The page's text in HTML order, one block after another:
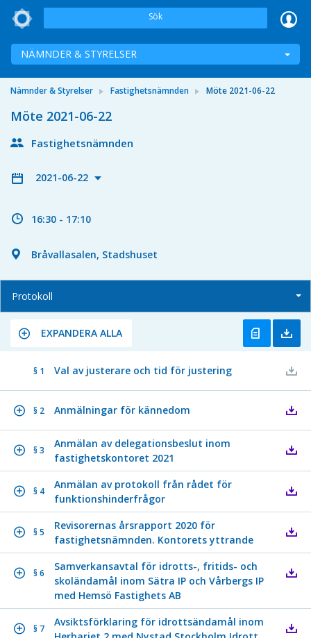
Sök
NÄMNDER & STYRELSER
Nämnder & Styrelser Fastighetsnämnden Möte 2021-06-22
Möte 2021-06-22
Fastighetsnämnden
2021-06-22
16:30 - 17:10
Bråvallasalen, Stadshuset
Protokoll
EXPANDERA ALLA
§ 1 Val av justerare och tid för justering
§ 2 Anmälningar för kännedom
§ 3
Anmälan av delegationsbeslut inom
fastighetskontoret 2021
§ 4
Anmälan av protokoll från rådet för
funktionshinderfrågor
§ 5
Revisorernas årsrapport 2020 för
fastighetsnämnden. Kontorets yttrande
§ 6
Samverkansavtal för idrotts-, fritids- och
skoländamål inom Sätra IP och Vårbergs IP
med Hemsö Fastighets AB
§ 7
Avsiktsförklaring för idrottsändamål inom